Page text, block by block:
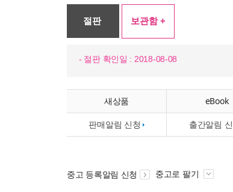
절판 보관함 +
- 절판 확인일 : 2018-08-08
새상품 eBook
판매알림 신청 출간알림
중고 등록알림 신청 중고로 팔기